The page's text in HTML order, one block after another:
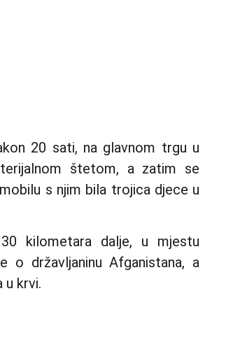
20 sati, na glavnom trgu u
štetom, a zatim se
s njim bila trojica djece u
kilometara dalje, u mjestu
o državljaninu Afganistana, a
u krvi.